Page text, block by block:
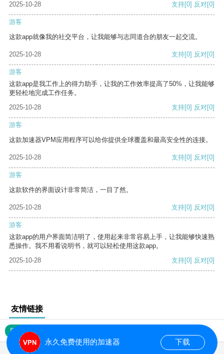
2025-10-28 支持[0] 反对[0]
游客
这款app就像我的社交平台，让我能够与志同道合的朋友一起交流。
2025-10-28 支持[0] 反对[0]
游客
这款app是我工作上的得力助手，让我的工作效率提高了50%，让我能够
更轻松地完成工作任务。
2025-10-28
支持[0] 反对[0]
游客
这款加速器VPM应用程序可以给你提供全球覆盖和最高安全性的连接。
2025-10-28 支持[0] 反对[0]
游客
这款软件的界面设计非常简洁，一目了然。
2025-10-28 支持[0] 反对[0]
游客
这款app的用户界面简洁明了，使用起来非常容易上手，让我能够快速熟
悉操作。我不用看说明书，就可以轻松使用这款app。
2025-10-28
支持[0] 反对[0]
友情链接
网站地图
永久免费使用的加速器 下载